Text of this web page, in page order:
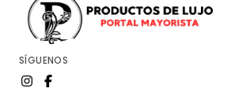
SÍGUENOS